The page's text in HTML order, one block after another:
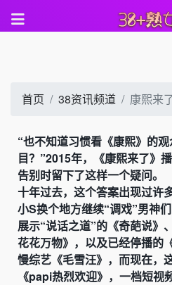
首页 38资讯频道 康熙来
“也不知道习惯看《康熙》的
目？”2015年，《康熙来了》
告别时留下了这样一个疑问。
十年过去，这个答案出现过许
小S换个地方继续“调戏”男神
展示“说话之道”的《奇葩说》
花花万物》，以及已经停播的
慢综艺《毛雪汪》，而现在，
《papi热烈欢迎》，一档短视